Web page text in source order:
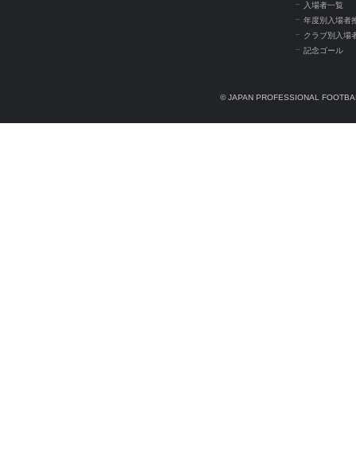
入場者一覧
年度別入場者
クラブ別入場
記念ゴール
© JAPAN PROFESSIONAL